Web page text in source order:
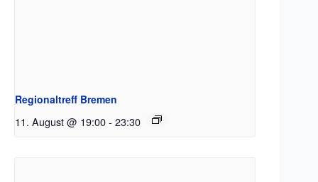
Regionaltreff Bremen
11. August @ 19:00- 23:30